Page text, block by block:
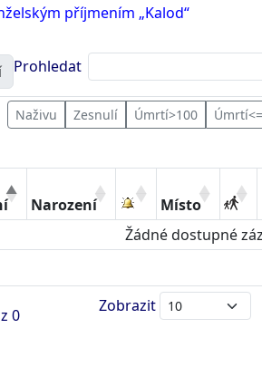
příjmením „Kalod“
Prohledat
Naživu Zesnulí Úmrtí>100
Narození Místo
Žádné dostupné
0 Zobrazit